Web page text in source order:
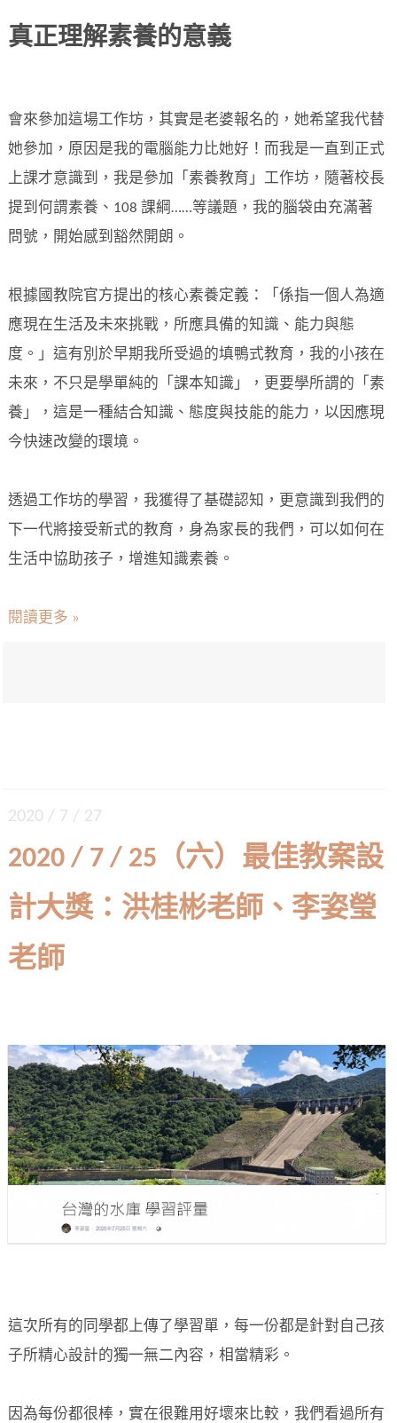
真正理解素養的意義
會來參加這場工作坊，其實是老婆報名的，她希望我代替
她參加，原因是我的電腦能力比她好！而我是一直到正式
上課才意識到，我是參加「素養教育」工作坊，隨著校長
提到何謂素養、108 課綱……等議題，我的腦袋由充滿著
問號，開始感到豁然開朗。
根據國教院官方提出的核心素養定義：「係指一個人為適
應現在生活及未來挑戰，所應具備的知識、能力與態
度。」這有別於早期我所受過的填鴨式教育，我的小孩在
未來，不只是學單純的「課本知識」，更要學所謂的「素
養」，這是一種結合知識、態度與技能的能力，以因應現
今快速改變的環境。
透過工作坊的學習，我獲得了基礎認知，更意識到我們的
下一代將接受新式的教育，身為家長的我們，可以如何在
生活中協助孩子，增進知識素養。
閱讀更多 »
2020 / 7 / 27
2020 / 7 / 25（六）最佳教案設
計大獎：洪桂彬老師、李姿瑩
老師
這次所有的同學都上傳了學習單，每一份都是針對自己孩
子所精心設計的獨一無二內容，相當精彩。
因為每份都很棒，實在很難用好壞來比較，我們看過所有